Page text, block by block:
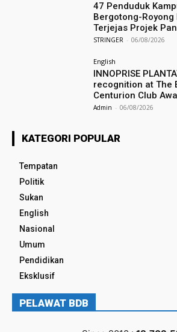
47 Penduduk
Bergotong-
Terjejas Projek
STRINGER - 06/08/2026
English
INNOPRISE
recognition at The
Centurion Club
Admin - 06/08/2026
KATEGORI POPULAR
Tempatan
Politik
Sukan
English
Nasional
Umum
Pendidikan
Eksklusif
PELAWAT BDB